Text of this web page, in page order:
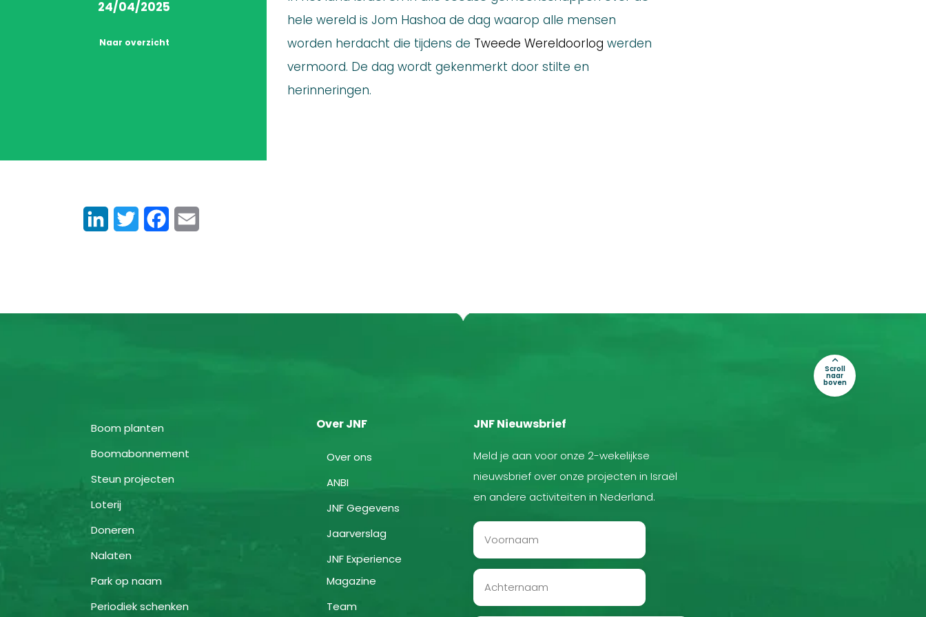
24/04/2025
Naar overzicht
hele wereld is Jom Hashoa de dag waarop alle mensen
worden herdacht die tijdens de Tweede Wereldoorlog werden
vermoord. De dag wordt gekenmerkt door stilte en
herinneringen.
LinkedInTwitter Facebook
Boom planten
Boomabonnement
Steun projecten
Loterij
Doneren
Nalaten
Park op naam
Periodiek schenken
Over JNF
Over ons
ANBI
JNF Gegevens
Jaarverslag
JNF Experience
Magazine
Team
Scroll
naar
boven
JNF Nieuwsbrief
Meld je aan voor onze 2-wekelijkse
nieuwsbrief over onze projecten in Israël
en andere activiteiten in Nederland.